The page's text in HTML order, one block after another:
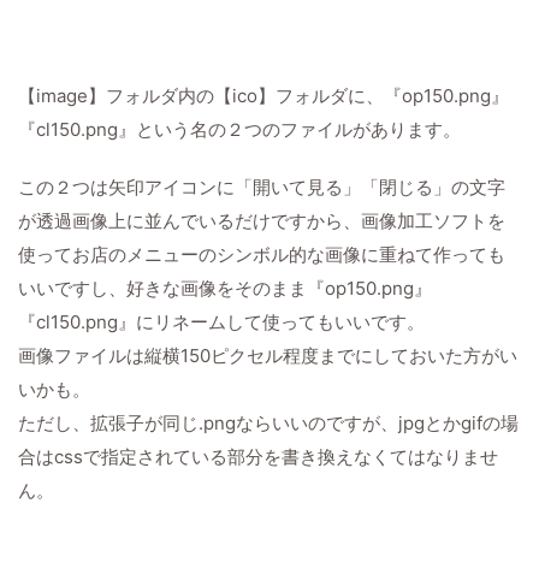
【image】フォルダ内の【ico】フォルダに、『op150.png』
『cl150.png』という名の２つのファイルがあります。
この２つは矢印アイコンに「開いて見る」「閉じる」の文字
が透過画像上に並んでいるだけですから、画像加工ソフトを
使ってお店のメニューのシンボル的な画像に重ねて作っても
いいですし、好きな画像をそのまま『op150.png』
『cl150.png』にリネームして使ってもいいです。
画像ファイルは縦横150ピクセル程度までにしておいた方がい
いかも。
ただし、拡張子が同じ.pngならいいのですが、jpgとかgifの場
合はcssで指定されている部分を書き換えなくてはなりませ
ん。